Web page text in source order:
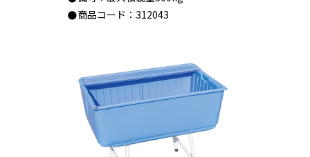
商品コード：312043